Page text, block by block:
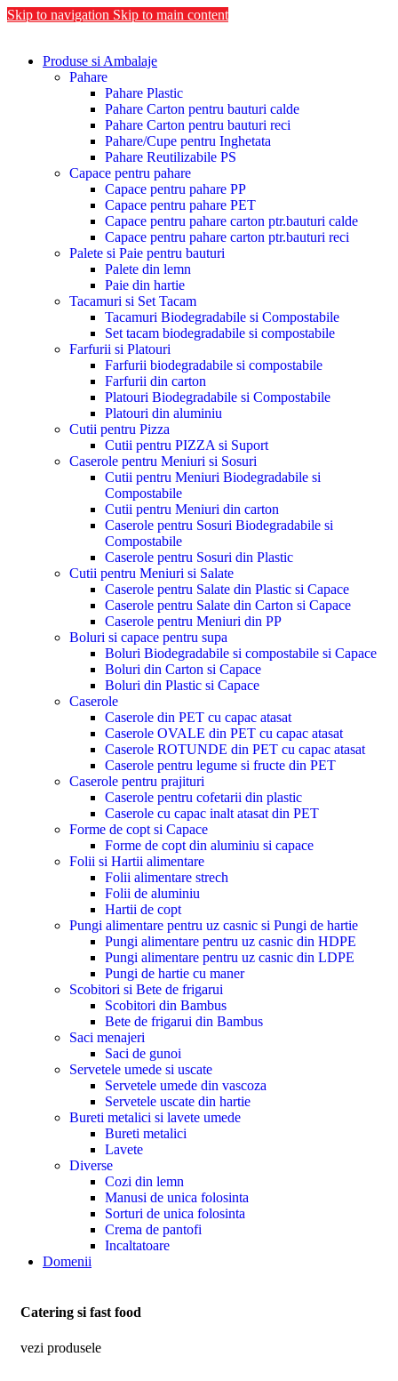
Skip to navigation Skip to main content
Produse si Ambalaje
Pahare
Pahare Plastic
Pahare Carton pentru bauturi calde
Pahare Carton pentru bauturi reci
Pahare/Cupe pentru Inghetata
Pahare Reutilizabile PS
Capace pentru pahare
Capace pentru pahare PP
Capace pentru pahare PET
Capace pentru pahare carton ptr.bauturi calde
Capace pentru pahare carton ptr.bauturi reci
Palete si Paie pentru bauturi
Palete din lemn
Paie din hartie
Tacamuri si Set Tacam
Tacamuri Biodegradabile si Compostabile
Set tacam biodegradabile si compostabile
Farfurii si Platouri
Farfurii biodegradabile si compostabile
Farfurii din carton
Platouri Biodegradabile si Compostabile
Platouri din aluminiu
Cutii pentru Pizza
Cutii pentru PIZZA si Suport
Caserole pentru Meniuri si Sosuri
Cutii pentru Meniuri Biodegradabile si
Compostabile
Cutii pentru Meniuri din carton
Caserole pentru Sosuri Biodegradabile si
Compostabile
Caserole pentru Sosuri din Plastic
Cutii pentru Meniuri si Salate
Caserole pentru Salate din Plastic si Capace
Caserole pentru Salate din Carton si Capace
Caserole pentru Meniuri din PP
Boluri si capace pentru supa
Boluri Biodegradabile si compostabile si Capace
Boluri din Carton si Capace
Boluri din Plastic si Capace
Caserole
Caserole din PET cu capac atasat
Caserole OVALE din PET cu capac atasat
Caserole ROTUNDE din PET cu capac atasat
Caserole pentru legume si fructe din PET
Caserole pentru prajituri
Caserole pentru cofetarii din plastic
Caserole cu capac inalt atasat din PET
Forme de copt si Capace
Forme de copt din aluminiu si capace
Folii si Hartii alimentare
Folii alimentare strech
Folii de aluminiu
Hartii de copt
Pungi alimentare pentru uz casnic si Pungi de hartie
Pungi alimentare pentru uz casnic din HDPE
Pungi alimentare pentru uz casnic din LDPE
Pungi de hartie cu maner
Scobitori si Bete de frigarui
Scobitori din Bambus
Bete de frigarui din Bambus
Saci menajeri
Saci de gunoi
Servetele umede si uscate
Servetele umede din vascoza
Servetele uscate din hartie
Bureti metalici si lavete umede
Bureti metalici
Lavete
Diverse
Cozi din lemn
Manusi de unica folosinta
Sorturi de unica folosinta
Crema de pantofi
Incaltatoare
Domenii
Catering si fast food
vezi produsele